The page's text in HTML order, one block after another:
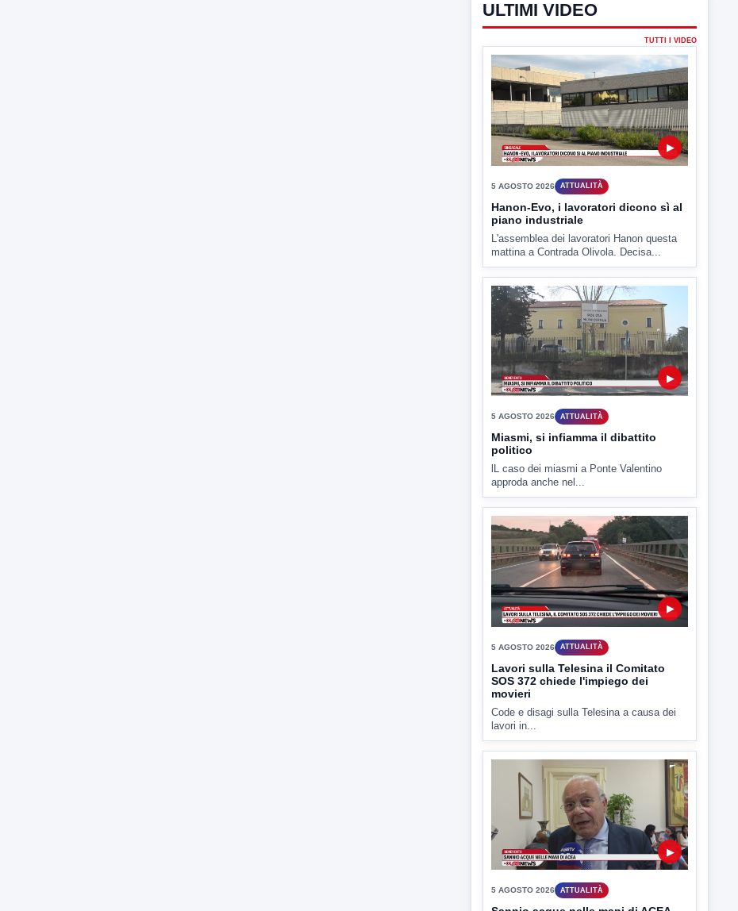
ULTIMI VIDEO
TUTTI I VIDEO
▶
5 AGOSTO 2026 ATTUALITÀ
Hanon-Evo, i lavoratori dicono sì al
piano industriale
L'assemblea dei lavoratori Hanon questa
mattina a Contrada Olivola. Decisa...
▶
5 AGOSTO 2026 ATTUALITÀ
Miasmi, si infiamma il dibattito
politico
lL caso dei miasmi a Ponte Valentino
approda anche nel...
5 AGOSTO 2026
Lavori sulla Telesina il Comitato
SOS 372 chiede l'impiego dei
movieri
Code e disagi sulla Telesina a causa dei
lavori in...